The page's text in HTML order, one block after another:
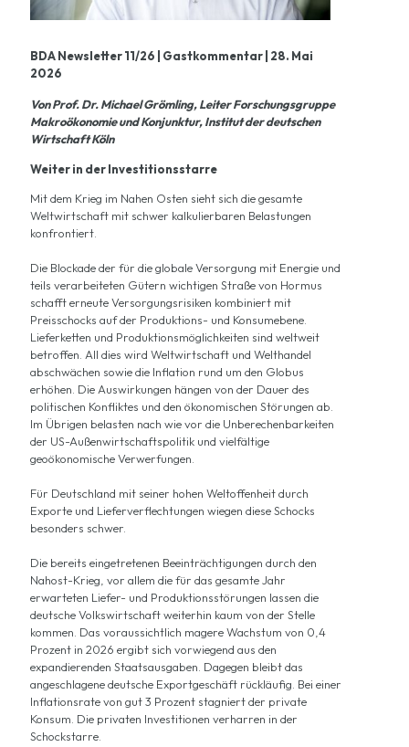
BDA Newsletter 11/26 | Gastkommentar | 28. Mai
2026
VonProf. Dr. Michael Grömling, Leiter Forschungsgruppe
Makroökonomie und Konjunktur,Institut der deutschen
WirtschaftKöln
Weiter in der Investitionsstarre
Mit dem Krieg im Nahen Osten sieht sich die gesamte
Weltwirtschaft mit schwer kalkulierbaren Belastungen
konfrontiert.
Die Blockade der für die globale Versorgung mit Energie und
teils verarbeiteten Gütern wichtigen Straße von Hormus
schafft erneute Versorgungsrisiken kombiniert mit
Preisschocks auf der Produktions- und Konsumebene.
Lieferketten und Produktionsmöglichkeiten sind weltweit
betroffen. All dies wird Weltwirtschaft und Welthandel
abschwächen sowie die Inflation rund um den Globus
erhöhen. Die Auswirkungen hängen von der Dauer des
politischen Konfliktes und den ökonomischen Störungen ab.
Im Übrigen belasten nach wie vor die Unberechenbarkeiten
der US-Außenwirtschaftspolitik und vielfältige
geoökonomische Verwerfungen.
Für Deutschland mit seiner hohen Weltoffenheit durch
Exporte und Lieferverflechtungen wiegen diese Schocks
besonders schwer.
Die bereits eingetretenen Beeinträchtigungen durch den
Nahost-Krieg, vor allem die für das gesamte Jahr
erwarteten Liefer- und Produktionsstörungen lassen die
deutsche Volkswirtschaft weiterhin kaum von der Stelle
kommen. Das voraussichtlich magere Wachstum von 0,4
Prozent in 2026 ergibt sich vorwiegend aus den
expandierenden Staatsausgaben. Dagegen bleibt das
angeschlagene deutsche Exportgeschäft rückläufig. Bei einer
Inflationsrate von gut 3 Prozent stagniert der private
Konsum. Die privaten Investitionen verharren in der
Schockstarre.